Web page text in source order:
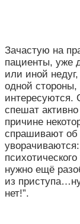
Зачастую на
пациенты, уже
или иной
одной
интересуются.
спешат
причине
спрашивают об
нужно ещё
из
нет!”.